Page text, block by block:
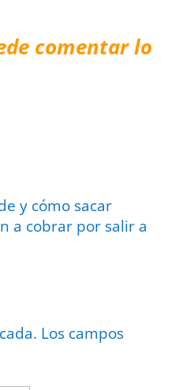
comentar lo
y cómo sacar
a cobrar por salir a
Los campos